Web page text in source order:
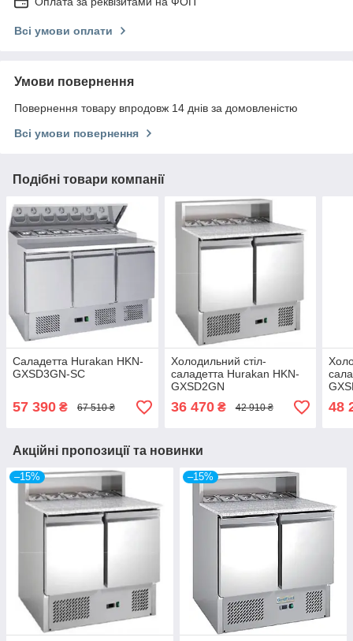
Всі умови оплати
Умови повернення
Повернення товару впродовж 14 днів за домовленістю
Всі умови повернення
Подібні товари компанії
Саладетта Hurakan HKN-
GXSD3GN-SC
57 390 ₴ 67 510 ₴
Холодильний стіл-
саладетта Hurakan HKN-
GXSD2GN
36 470₴ 42 910 ₴ 48
Акційні пропозиції та новинки
–15% –15%